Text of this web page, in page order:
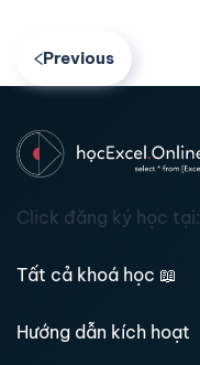
Previous
Click đăng ký học tại:
Tất cả khoá học 📖
Hướng dẫn kích hoạt